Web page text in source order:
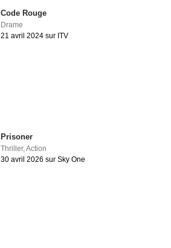
Code Rouge
Drame
21 avril 2024 sur ITV
Prisoner
Thriller,Action
30 avril 2026 sur Sky One